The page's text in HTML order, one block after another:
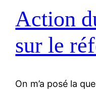
Action
sur le
On m’a posé la